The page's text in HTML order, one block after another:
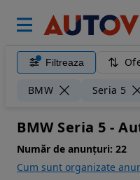
Filtreaza
BMW Seria 5
BMW Seria 5 -
Număr de anunțuri: 22
Cum sunt organizate